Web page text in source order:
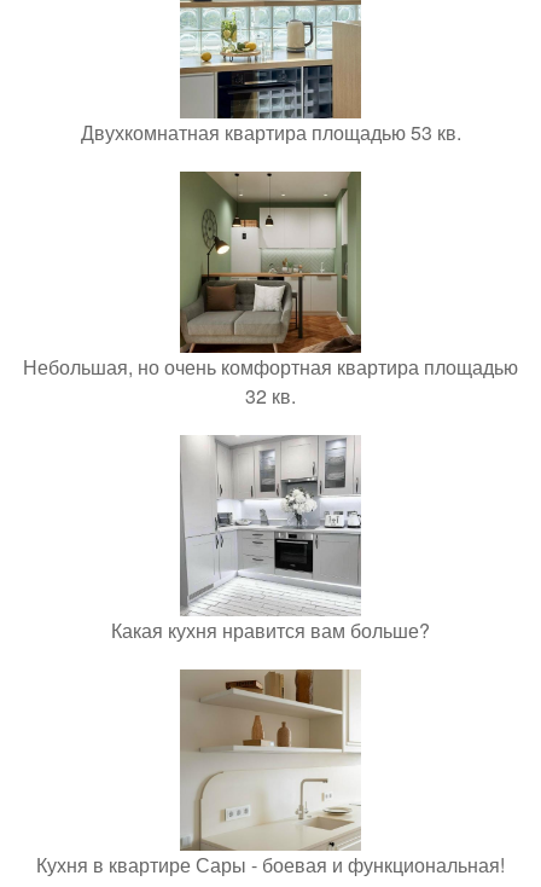
Двухкомнатная квартира площадью 53 кв.
Небольшая, но очень комфортная квартира площадью
32 кв.
Какая кухня нравится вам больше?
Кухня в квартире Сары - боевая и функциональная!